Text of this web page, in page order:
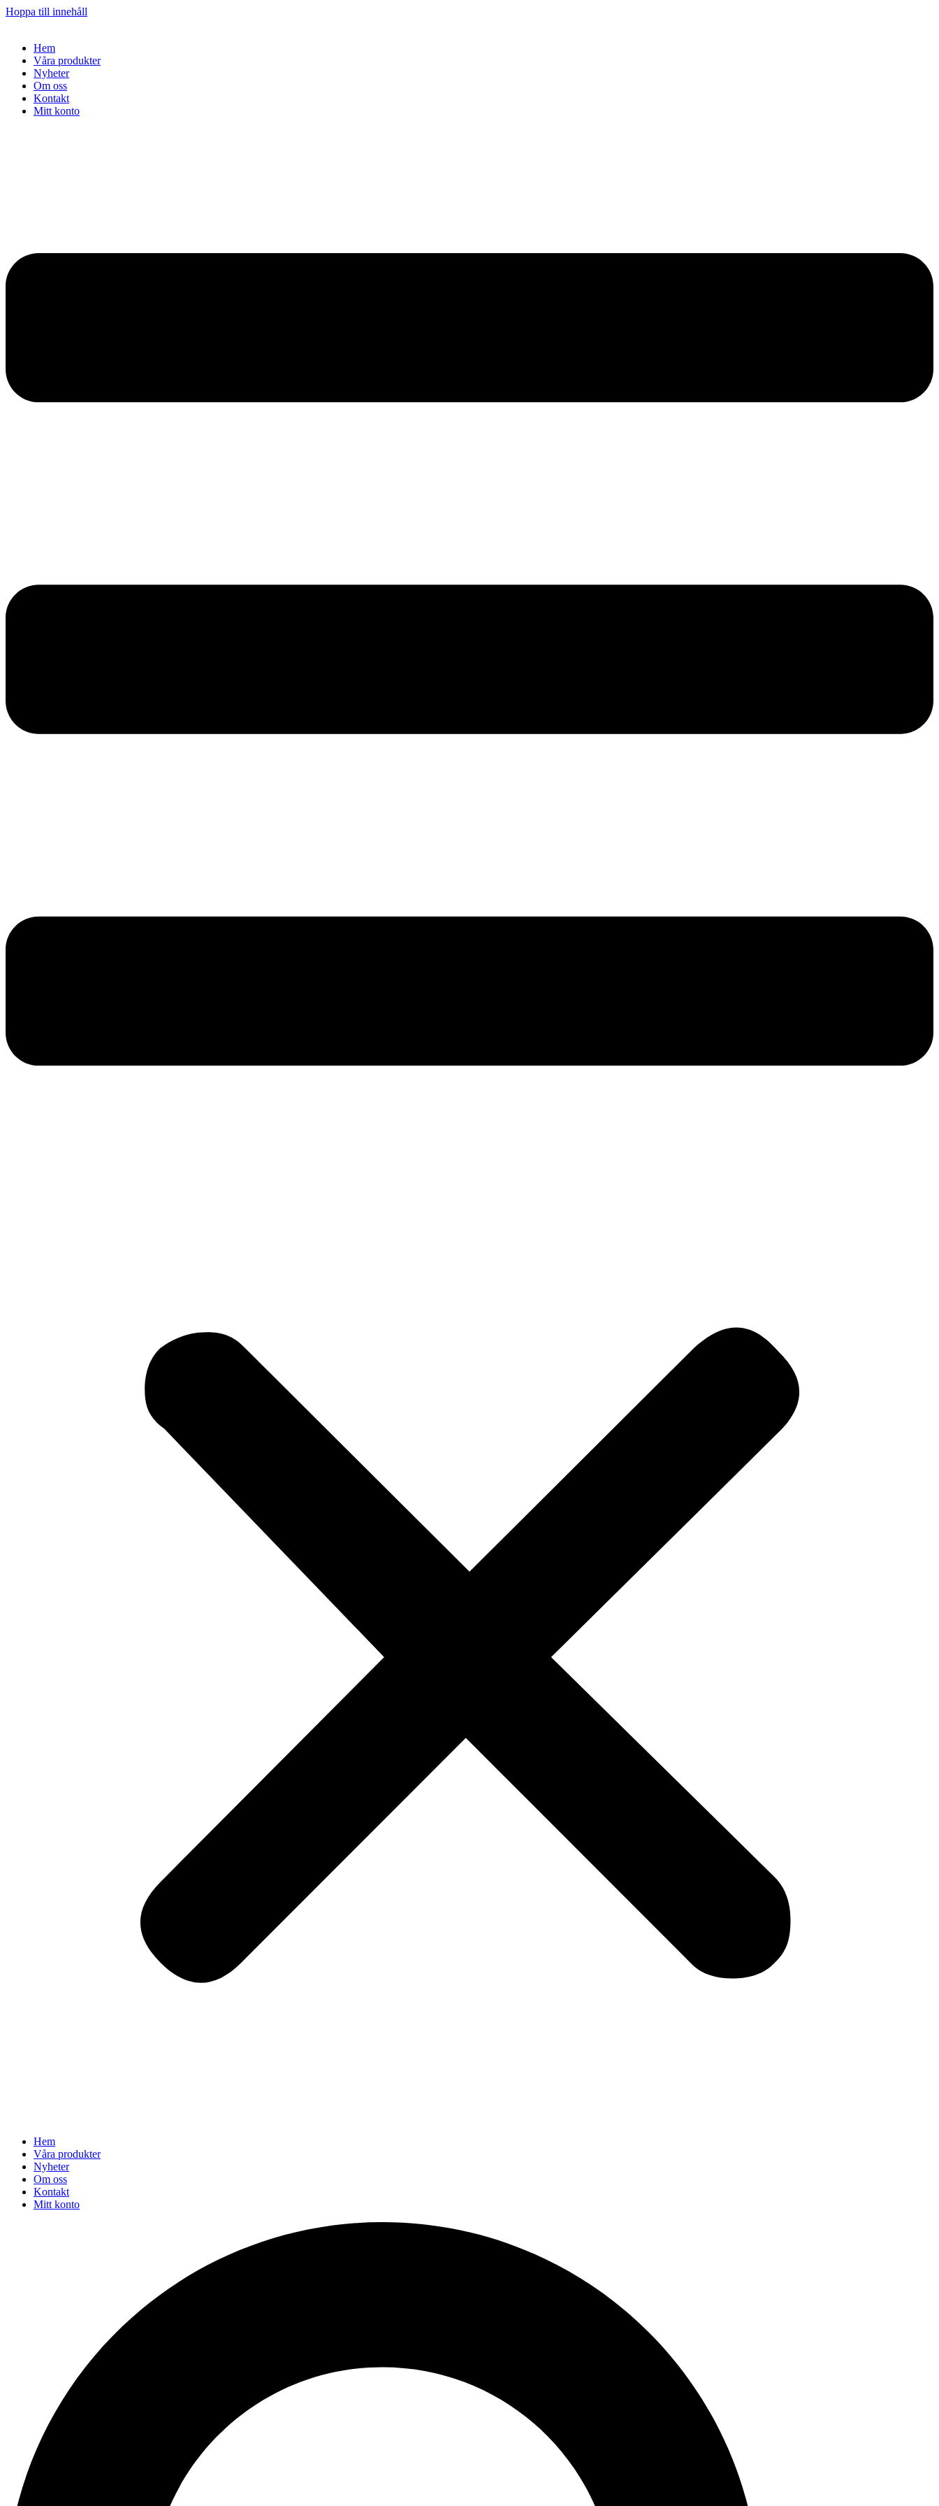
Hoppa till innehåll
Hem
Våra produkter
Nyheter
Om oss
Kontakt
Mitt konto
Hem
Våra produkter
Nyheter
Om oss
Kontakt
Mitt konto